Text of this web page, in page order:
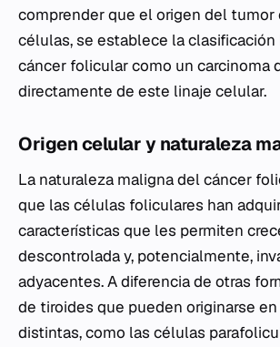
comprender que el origen del tumor
células, se establece la clasificación
cáncer folicular como un carcinoma
directamente de este linaje celular.
Origen celular y naturaleza
La naturaleza maligna del cáncer
que las células foliculares han
características que les permiten
descontrolada y, potencialmente,
adyacentes. A diferencia de otras
de tiroides que pueden originarse
distintas, como las células